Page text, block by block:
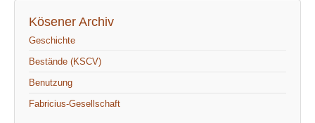
Kösener Archiv
Geschichte
Bestände (KSCV)
Benutzung
Fabricius-Gesellschaft